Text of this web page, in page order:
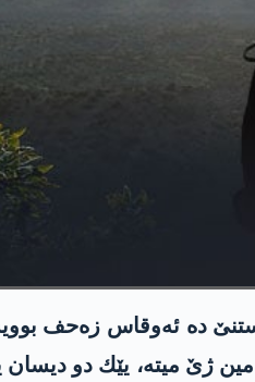
ده‌ ئه‌وقاس زه‌حف
ژێ میته‌، یێك دو دیسان